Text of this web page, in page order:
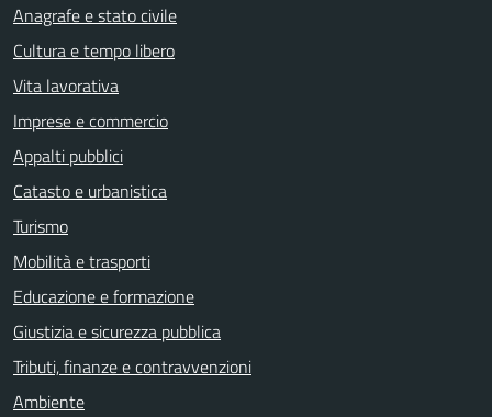
Anagrafe e stato civile
Cultura e tempo libero
Vita lavorativa
Imprese e commercio
Appalti pubblici
Catasto e urbanistica
Turismo
Mobilità e trasporti
Educazione e formazione
Giustizia e sicurezza pubblica
Tributi, finanze e contravvenzioni
Ambiente